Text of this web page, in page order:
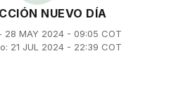
NUEVO DÍA
28 MAY 2024 - 09:05 COT
21 JUL 2024 - 22:39 COT